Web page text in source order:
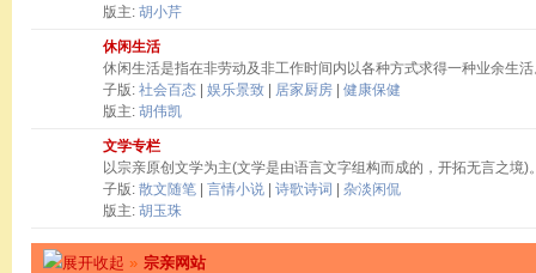
版主: 胡小芹
休闲生活
休闲生活是指在非劳动及非工作时间内以各种方式求得一种业余生
子版: 社会百态 娱乐景致 居家厨房
健康保健
版主: 胡伟凯
文学专栏
以宗亲原创文学为主(文学是由语言文字组构而成的，开拓无言之境)
子版: 散文随笔 言情小说 诗歌诗词
杂淡闲侃
版主: 胡玉珠
» 宗亲网站